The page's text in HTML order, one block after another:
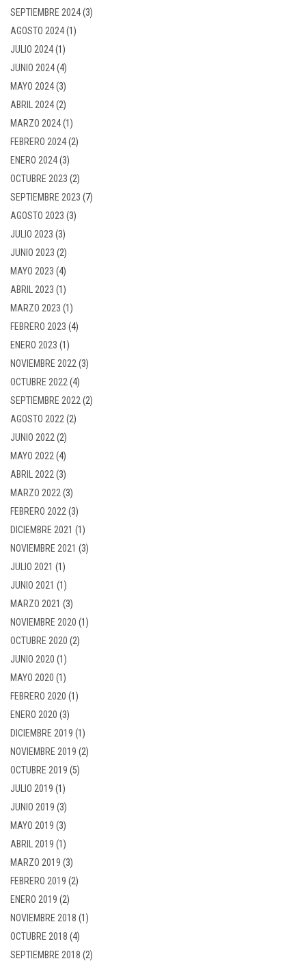
SEPTIEMBRE 2024(3)
AGOSTO 2024(1)
JULIO 2024(1)
JUNIO 2024(4)
MAYO 2024(3)
ABRIL 2024(2)
MARZO 2024(1)
FEBRERO 2024(2)
ENERO 2024(3)
OCTUBRE 2023 (2)
SEPTIEMBRE 2023 (7)
AGOSTO 2023 (3)
JULIO 2023 (3)
JUNIO 2023 (2)
MAYO 2023 (4)
ABRIL 2023 (1)
MARZO 2023 (1)
FEBRERO 2023 (4)
ENERO 2023 (1)
NOVIEMBRE 2022 (3)
OCTUBRE 2022 (4)
SEPTIEMBRE 2022 (2)
AGOSTO 2022 (2)
JUNIO 2022 (2)
MAYO 2022 (4)
ABRIL 2022 (3)
MARZO 2022 (3)
FEBRERO 2022 (3)
DICIEMBRE 2021 (1)
NOVIEMBRE 2021 (3)
JULIO 2021 (1)
JUNIO 2021 (1)
MARZO 2021 (3)
NOVIEMBRE 2020 (1)
OCTUBRE 2020 (2)
JUNIO 2020 (1)
MAYO 2020 (1)
FEBRERO 2020 (1)
ENERO 2020 (3)
DICIEMBRE 2019 (1)
NOVIEMBRE 2019 (2)
OCTUBRE 2019 (5)
JULIO 2019 (1)
JUNIO 2019 (3)
MAYO 2019 (3)
ABRIL 2019 (1)
MARZO 2019 (3)
FEBRERO 2019 (2)
ENERO 2019 (2)
NOVIEMBRE 2018 (1)
OCTUBRE 2018 (4)
SEPTIEMBRE 2018 (2)